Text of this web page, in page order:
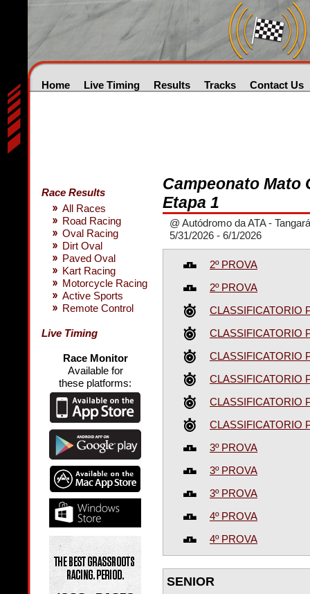
Home Live Timing Results Tracks Contact Us
Race Results
All Races
Road Racing
Oval Racing
Dirt Oval
Paved Oval
Kart Racing
Motorcycle Racing
Active Sports
Remote Control
Live Timing
Race Monitor
Available for
these platforms:
Campeonato Mato
Etapa 1
@ Autódromo da ATA -
5/31/2026 - 6/1/2026
2º PROVA
2º PROVA
CLASSIFICATORIO
CLASSIFICATORIO
CLASSIFICATORIO
CLASSIFICATORIO
CLASSIFICATORIO
CLASSIFICATORIO
3º PROVA
3º PROVA
3º PROVA
4º PROVA
4º PROVA
SENIOR